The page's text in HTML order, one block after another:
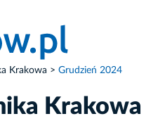
Krakowa Grudzień 2024
Krakowa